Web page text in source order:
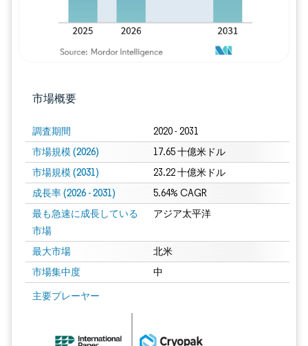
市場概要
調査期間 2020 - 2031
市場規模 (2026) 17.65 十億米ドル
市場規模 (2031) 23.22 十億米ドル
成長率 (2026 - 2031) 5.64% CAGR
最も急速に成長している
市場
アジア太平洋
最大市場 北米
市場集中度 中
主要プレーヤー
画像 © Mordor Intelligence。再利用にはCC BY 4.0の表示が必要です。